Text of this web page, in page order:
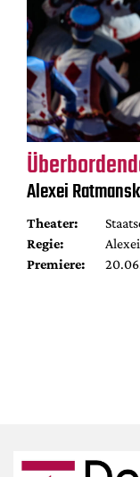
Alexei
Theater:
Regie:
Premiere: